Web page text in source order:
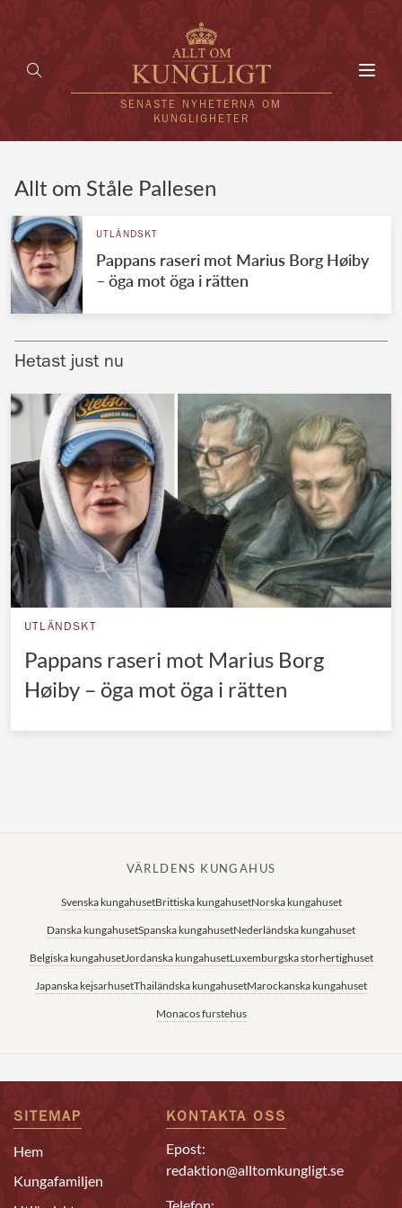
SENASTE NYHETERNA OM
KUNGLIGHETER
UTLÄNDSKT
VÄRLDENS KUNGAHUS
Brittiska kungahuset
Norska kungahuset
Danska kungahuset
Spanska kungahuset
Nederländska kungahuset
Belgiska kungahuset
Jordanska kungahuset
Japanska kejsarhuset
Thailändska kungahuset
Allt om Ståle Pallesen
UTLÄNDSKT
Pappans raseri mot Marius Borg Høiby
– öga mot öga i rätten
Hetast just nu
UTLÄNDSKT
Pappans raseri mot Marius Borg
Høiby – öga mot öga i rätten
VÄRLDENS KUNGAHUS
Svenska kungahusetBrittiska kungahusetNorska kungahuset
Danska kungahusetSpanska kungahusetNederländska kungahuset
Belgiska kungahusetJordanska kungahusetLuxemburgska storhertighuset
Japanska kejsarhusetThailändska kungahusetMarockanska kungahuset
Monacos furstehus
SITEMAP
Hem
Kungafamiljen
KONTAKTA OSS
Epost:
redaktion@alltomkungligt.se